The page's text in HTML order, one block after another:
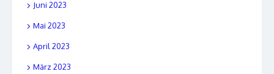
Juni 2023
Mai 2023
April 2023
März 2023